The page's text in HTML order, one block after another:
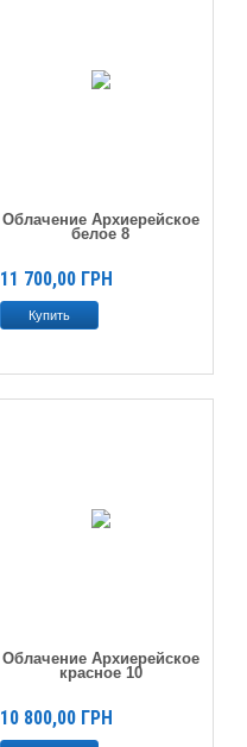
Облачение Архиерейское
белое 8
11 700,00 ГРН
Облачение Архиерейское
красное 10
10 800,00 ГРН